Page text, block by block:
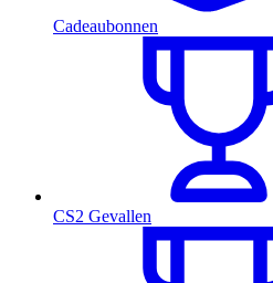
Cadeaubonnen
CS2 Gevallen